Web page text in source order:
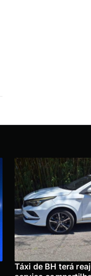
Táxi de BH terá